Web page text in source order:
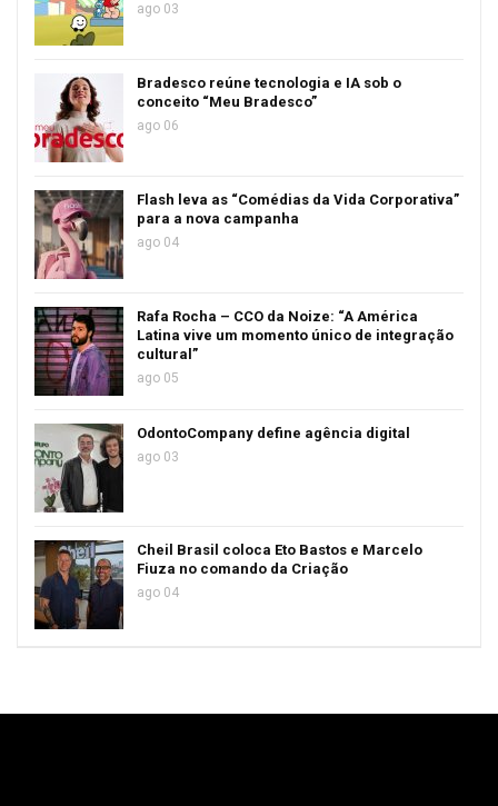
ago 03
Bradesco reúne tecnologia e IA sob o
conceito “Meu Bradesco”
ago 06
Flash leva as “Comédias da Vida Corporativa”
para a nova campanha
ago 04
Rafa Rocha – CCO da Noize: “A América
Latina vive um momento único de integração
cultural”
ago 05
OdontoCompany define agência digital
ago 03
Cheil Brasil coloca Eto Bastos e Marcelo
Fiuza no comando da Criação
ago 04